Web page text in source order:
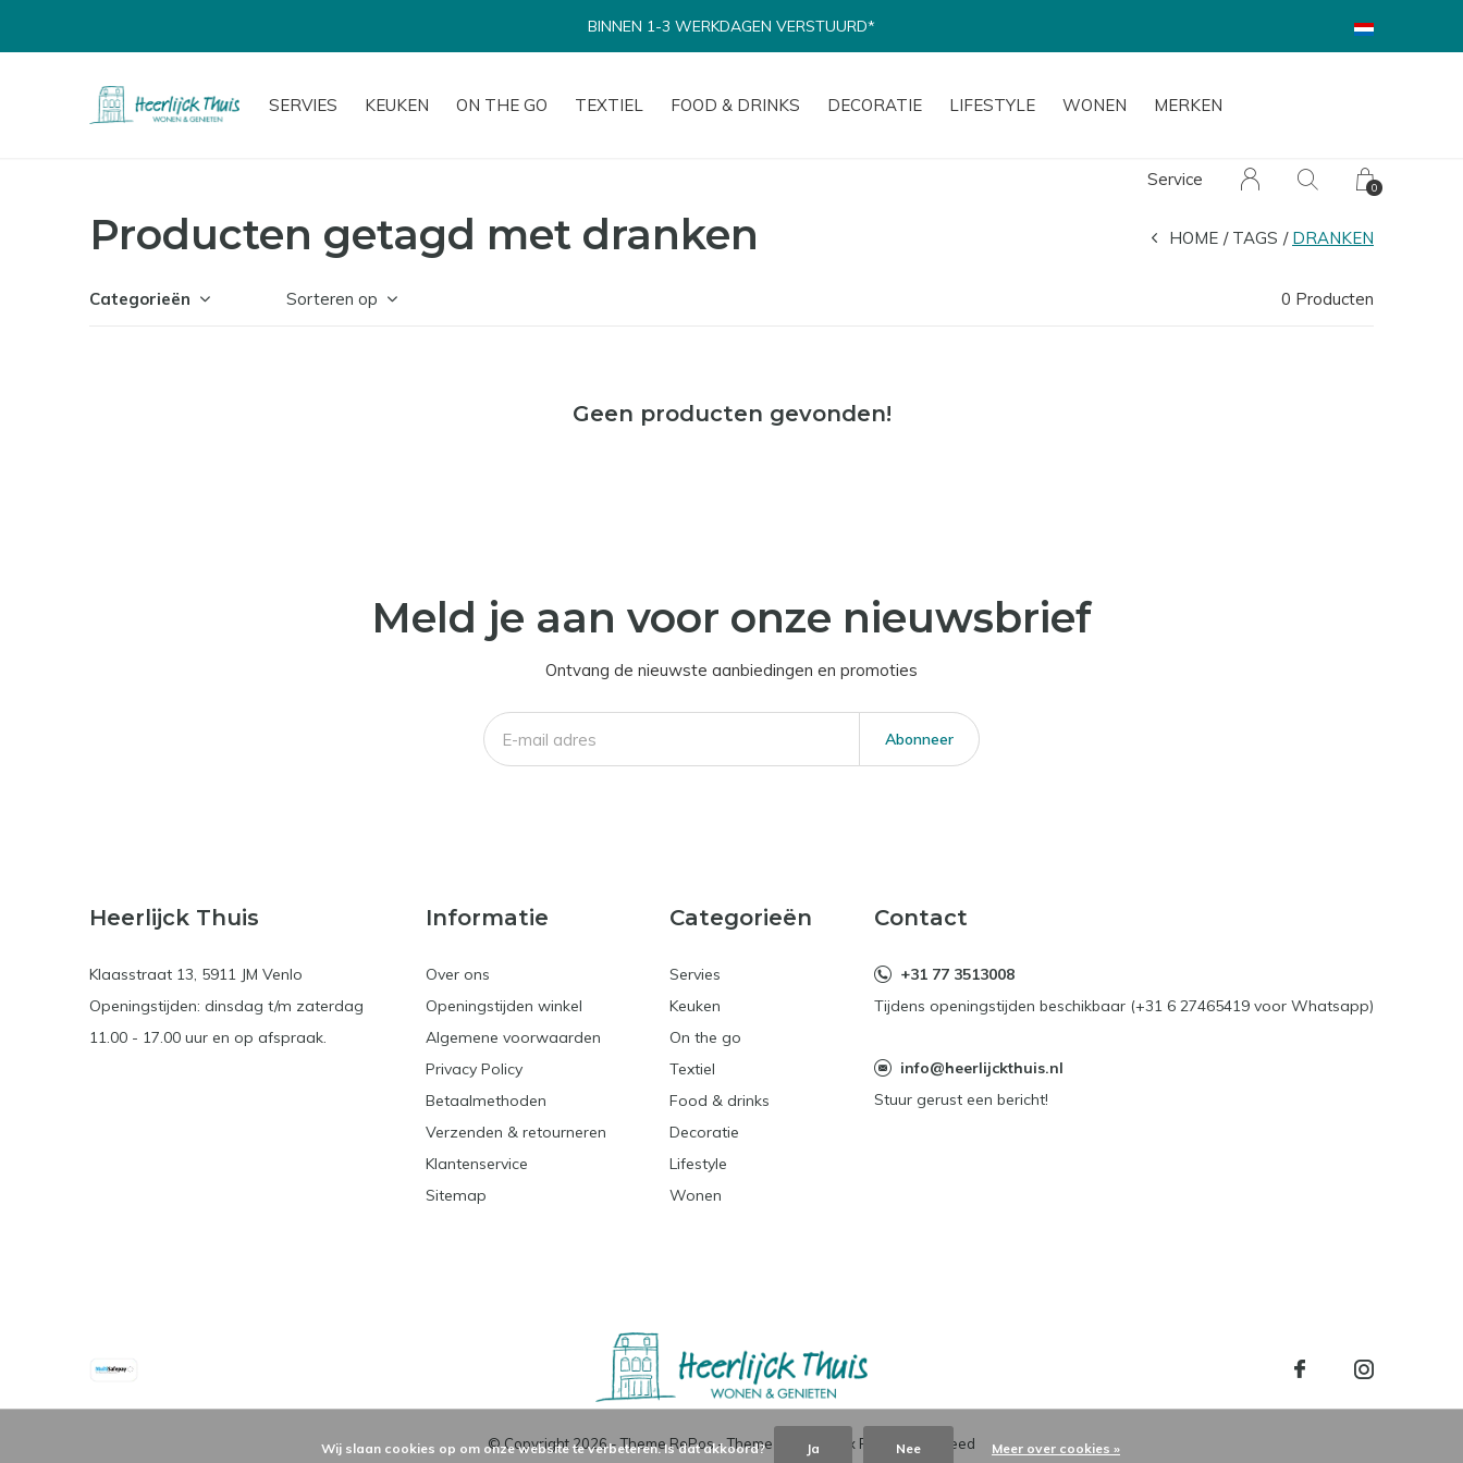
SERVIES KEUKEN ON THE GO TEXTIEL FOOD & DRINKS DECORATIE LIFESTYLE WONEN MERKEN
Service 0
BINNEN 1-3 WERKDAGEN VERSTUURD*
Producten getagd met dranken HOME TAGS DRANKEN
Categorieën Sorteren op 0 Producten
Geen producten gevonden!
Meld je aan voor onze nieuwsbrief
Ontvang de nieuwste aanbiedingen en promoties
Abonneer
Heerlijck Thuis
Klaasstraat 13, 5911 JM Venlo
Openingstijden: dinsdag t/m zaterdag
11.00 - 17.00 uur en op afspraak.
Informatie
Over ons
Openingstijden winkel
Algemene voorwaarden
Privacy Policy
Betaalmethoden
Verzenden & retourneren
Klantenservice
Sitemap
Categorieën
Servies
Keuken
On the go
Textiel
Food & drinks
Decoratie
Lifestyle
Wonen
Contact
+31 77 3513008
Tijdens openingstijden beschikbaar (+31 6 27465419 voor Whatsapp)
info@heerlijckthuis.nl
Stuur gerust een bericht!
© Copyright2026- Theme RePos - Theme By DMWS x Plus+ -RSS-feed
Wij slaan cookies op om onze website te verbeteren. Is dat akkoord? Ja Nee Meer over cookies »